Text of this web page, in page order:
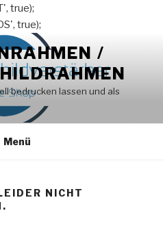
true);
true);
/
bedrucken lassen und als
Menü
NICHT